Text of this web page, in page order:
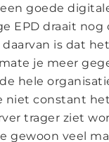
goede
EPD draait nog
is dat
je meer
hele
niet constant
trager ziet
gewoon veel